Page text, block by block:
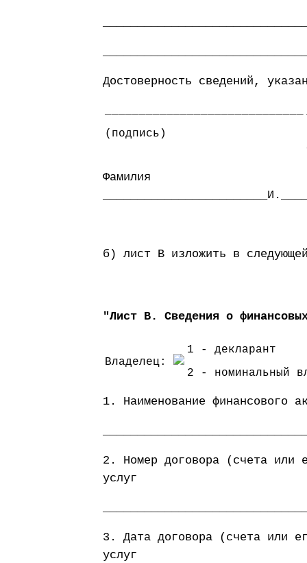
Достоверность сведений,
(подпись)
Фамилия
б) лист В изложить в
"Лист В. Сведения о
Владелец:
1 - декларант
2 - номинальный
1. Наименование финансового
2. Номер договора (счета или
услуг
3. Дата договора (счета или
услуг